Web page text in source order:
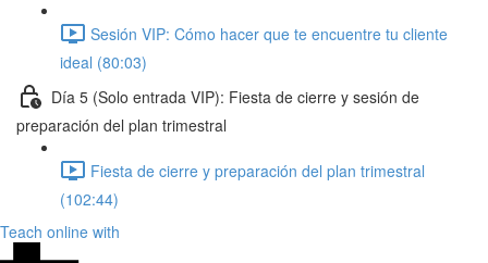
Sesión VIP: Cómo hacer que te encuentre tu cliente
ideal (80:03)
Día 5 (Solo entrada VIP): Fiesta de cierre y sesión de
preparación del plan trimestral
Fiesta de cierre y preparación del plan trimestral
(102:44)
Teach online with